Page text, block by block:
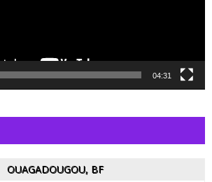
04:31
OUAGADOUGOU, BF